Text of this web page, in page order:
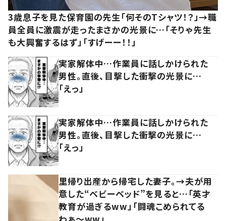
3歳息子を見た保育園の先生「何そのTシャツ！？」→職
員全員に激震が走ったまさかの光景に…「そりゃ先生
も大興奮するはず」「すげーー！！」
実家解体中…作業員に話しかけられた
男性。直後、目撃した衝撃の光景に…
「えっ」
実家解体中…作業員に話しかけられた
男性。直後、目撃した衝撃の光景に…
「えっ」
里帰り出産から帰宅した妻子。→夫が用
意した“ベビーベッド”を見ると…「英才
教育が過ぎるww」「闘魂こめられてる